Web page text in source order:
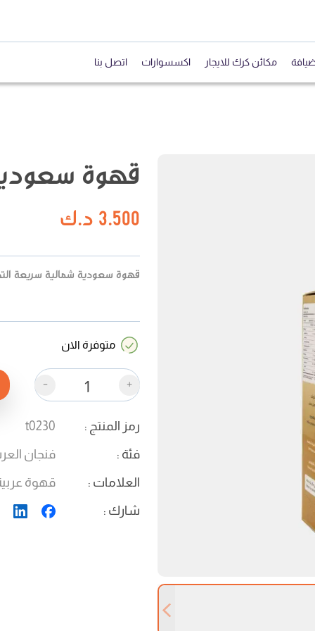
مكائن كرك للايجار اكسسوارات اتصل بنا
Previous slide
قهوة
3.500 د.ك
قهوة سعودية شمالية سريعة
متوفرة الان
- +
رمز المنتج :
t0230
فئة :
فنجان
العلامات :
قهوة
شارك :